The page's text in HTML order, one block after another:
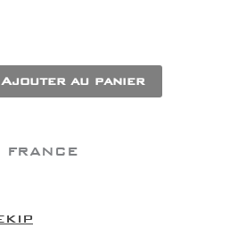
Ajouter au panier